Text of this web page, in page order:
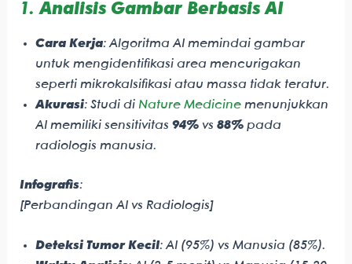
1.Analisis Gambar Berbasis AI
Cara Kerja: Algoritma AI memindai gambar
untuk mengidentifikasi area mencurigakan
seperti mikrokalsifikasi atau massa tidak teratur.
Akurasi: Studi di Nature Medicinemenunjukkan
AI memiliki sensitivitas 94%vs 88%pada
radiologis manusia.
Infografis:
[Perbandingan AI vs Radiologis]
Deteksi Tumor Kecil: AI (95%) vs Manusia (85%).